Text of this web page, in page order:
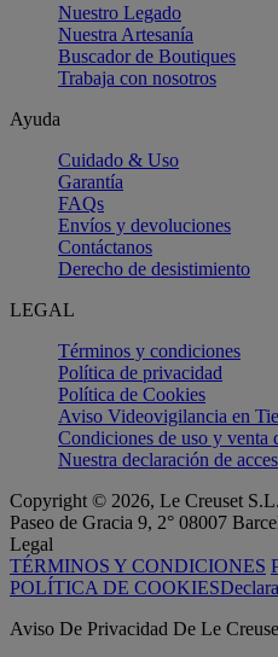
Nuestro Legado
Nuestra Artesanía
Buscador de Boutiques
Trabaja con nosotros
Ayuda
Cuidado & Uso
Garantía
FAQs
Envíos y devoluciones
Contáctanos
Derecho de desistimiento
LEGAL
Términos y condiciones
Política de privacidad
Política de Cookies
Aviso Videovigilancia en
Condiciones de uso y venta
Nuestra declaración de
Copyright © 2026, Le Creuset
Paseo de Gracia 9, 2° 08007
Legal
TÉRMINOS Y CONDICIONES
POLÍTICA DE COOKIES
Aviso De Privacidad De Le